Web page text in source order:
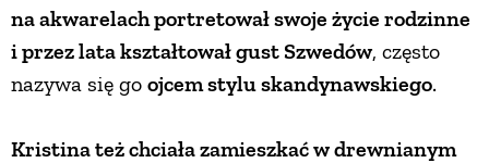
na akwarelach portretował swoje życie rodzinne
i przez lata kształtował gust Szwedów, często
nazywa się go ojcem stylu skandynawskiego.
Kristina też chciała zamieszkać w drewnianym